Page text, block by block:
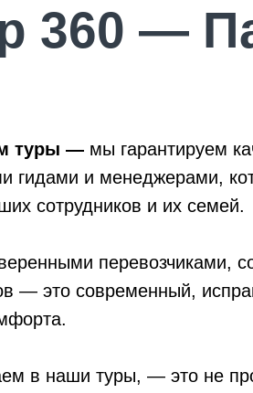
360 —
туры — мы гарантируем
гидами и менеджерами,
сотрудников и их семей.
перевозчиками,
— это современный,
в наши туры, — это не